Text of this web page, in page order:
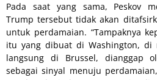
Pada saat yang sama, Peskov
Trump tersebut tidak akan
untuk perdamaian. “Tampaknya
itu yang dibuat di Washington, di
langsung di Brussel, dianggap
sebagai sinyal menuju